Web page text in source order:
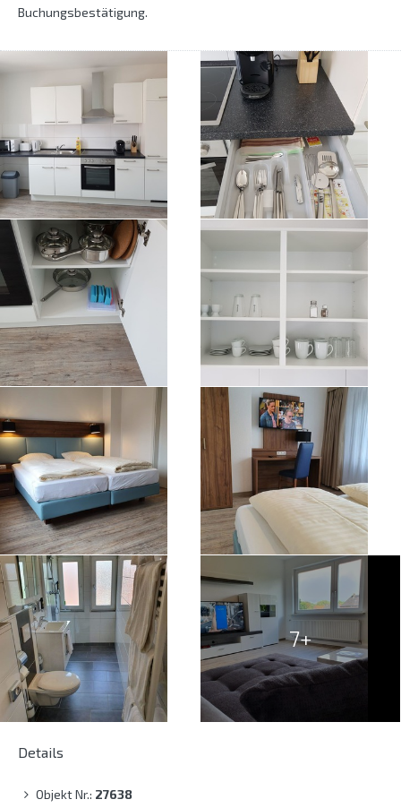
Buchungsbestätigung.
7+
Details
Objekt Nr.: 27638